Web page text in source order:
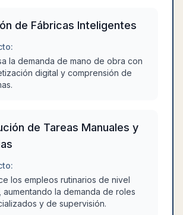
de Fábricas Inteligentes
la demanda de mano de obra con
digital y comprensión de
de Tareas Manuales y
los empleos rutinarios de nivel
aumentando la demanda de roles
y de supervisión.